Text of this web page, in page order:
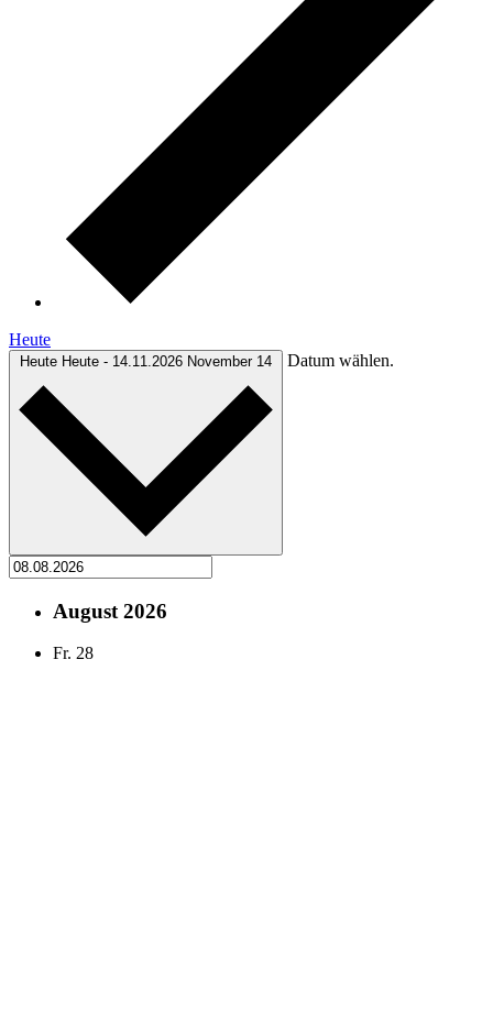
Heute
Heute Heute - 14.11.2026 November 14 Datum wählen.
August 2026
Fr. 28